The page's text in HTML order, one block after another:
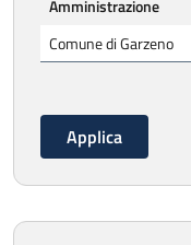
Amministrazione